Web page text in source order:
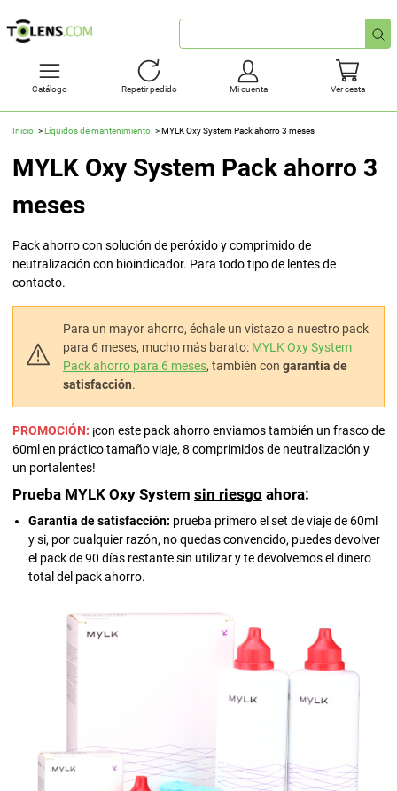
Búsqueda
rápida
Catálogo Repetir pedido Mi cuenta Ver cesta
Inicio Líquidos de mantenimiento MYLK Oxy System Pack ahorro 3 meses
MYLK Oxy System Pack ahorro 3
meses
Pack ahorro con solución de peróxido y comprimido de
neutralización con bioindicador. Para todo tipo de lentes de
contacto.
Para un mayor ahorro, échale un vistazo a nuestro pack
para 6 meses, mucho más barato: MYLK Oxy System
Pack ahorro para 6 meses, también con garantía de
satisfacción.
PROMOCIÓN: ¡con este pack ahorro enviamos también un frasco de
60ml en práctico tamaño viaje, 8 comprimidos de neutralización y
un portalentes!
Prueba MYLK Oxy System sin riesgo ahora:
Garantía de satisfacción: prueba primero el set de viaje de 60ml
y si, por cualquier razón, no quedas convencido, puedes devolver
el pack de 90 días restante sin utilizar y te devolvemos el dinero
total del pack ahorro.